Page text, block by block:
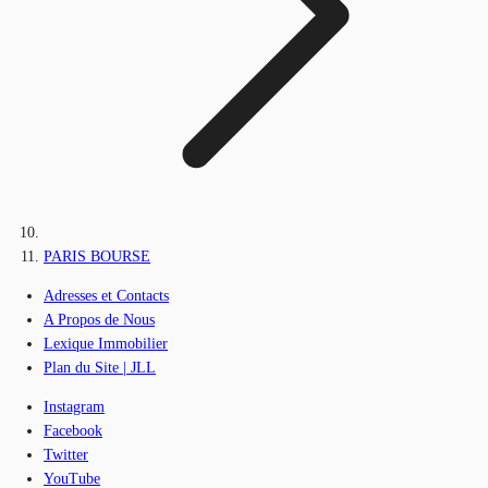
PARIS BOURSE
Adresses et Contacts
A Propos de Nous
Lexique Immobilier
Plan du Site | JLL
Instagram
Facebook
Twitter
YouTube